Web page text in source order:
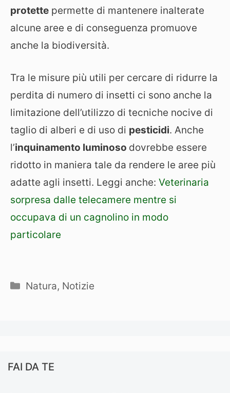
protette permette di mantenere inalterate
alcune aree e di conseguenza promuove
anche la biodiversità.
Tra le misure più utili per cercare di ridurre la
perdita di numero di insetti ci sono anche la
limitazione dell’utilizzo di tecniche nocive di
taglio di alberi e di uso di pesticidi. Anche
l’inquinamento luminoso dovrebbe essere
ridotto in maniera tale da rendere le aree più
adatte agli insetti. Leggi anche: Veterinaria
sorpresa dalle telecamere mentre si
occupava di un cagnolino in modo
particolare
Categorie
Natura, Notizie
FAI DA TE